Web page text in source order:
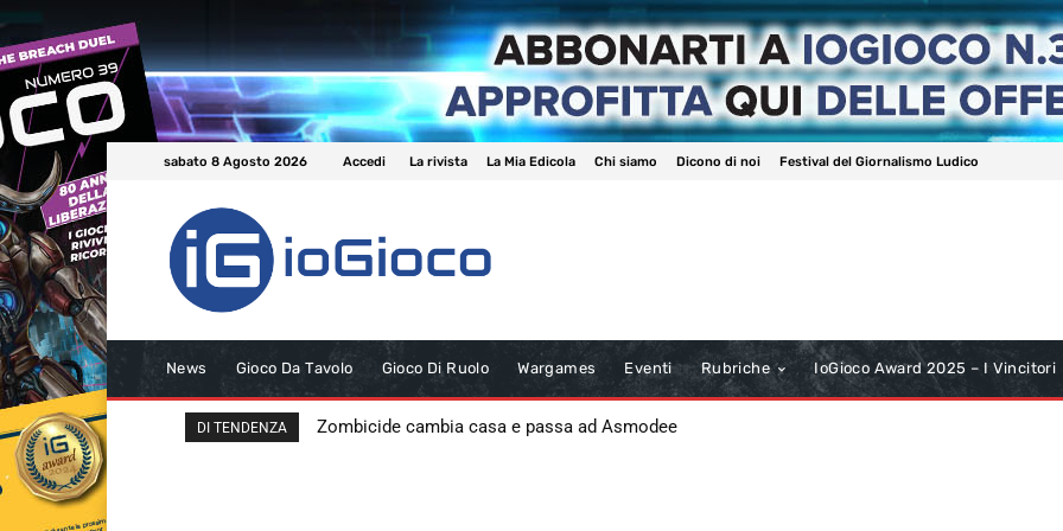
sabato 8 Agosto 2026 Accedi La rivista La Mia Edicola Chi siamo Dicono di noi Festival del Giornalismo Ludico
News Gioco Da Tavolo Gioco Di Ruolo Wargames Eventi Rubriche IoGioco Award 2025 – I Vincitori
DI TENDENZA Zombicide cambia casa e passa ad Asmodee